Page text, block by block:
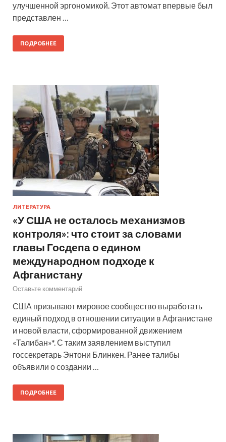
улучшенной эргономикой. Этот автомат впервые был
представлен …
ПОДРОБНЕЕ
ЛИТЕРАТУРА
«У США не осталось механизмов
контроля»: что стоит за словами
главы Госдепа о едином
международном подходе к
Афганистану
Оставьте комментарий
США призывают мировое сообщество выработать
единый подход в отношении ситуации в Афганистане
и новой власти, сформированной движением
«Талибан»*. С таким заявлением выступил
госсекретарь Энтони Блинкен. Ранее талибы
объявили о создании …
ПОДРОБНЕЕ